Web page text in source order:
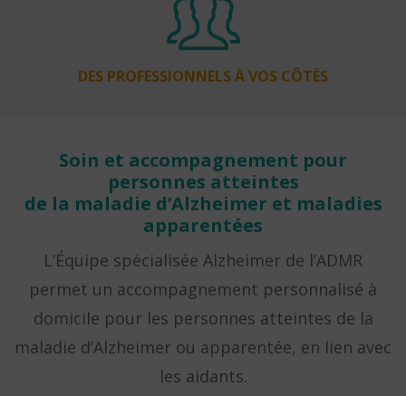
DES PROFESSIONNELS À VOS CÔTÉS
Soin et accompagnement pour
personnes atteintes
de la maladie d’Alzheimer et maladies
apparentées
L’Équipe spécialisée Alzheimer de l’ADMR
permet un accompagnement personnalisé à
domicile pour les personnes atteintes de la
maladie d’Alzheimer ou apparentée, en lien avec
les aidants.